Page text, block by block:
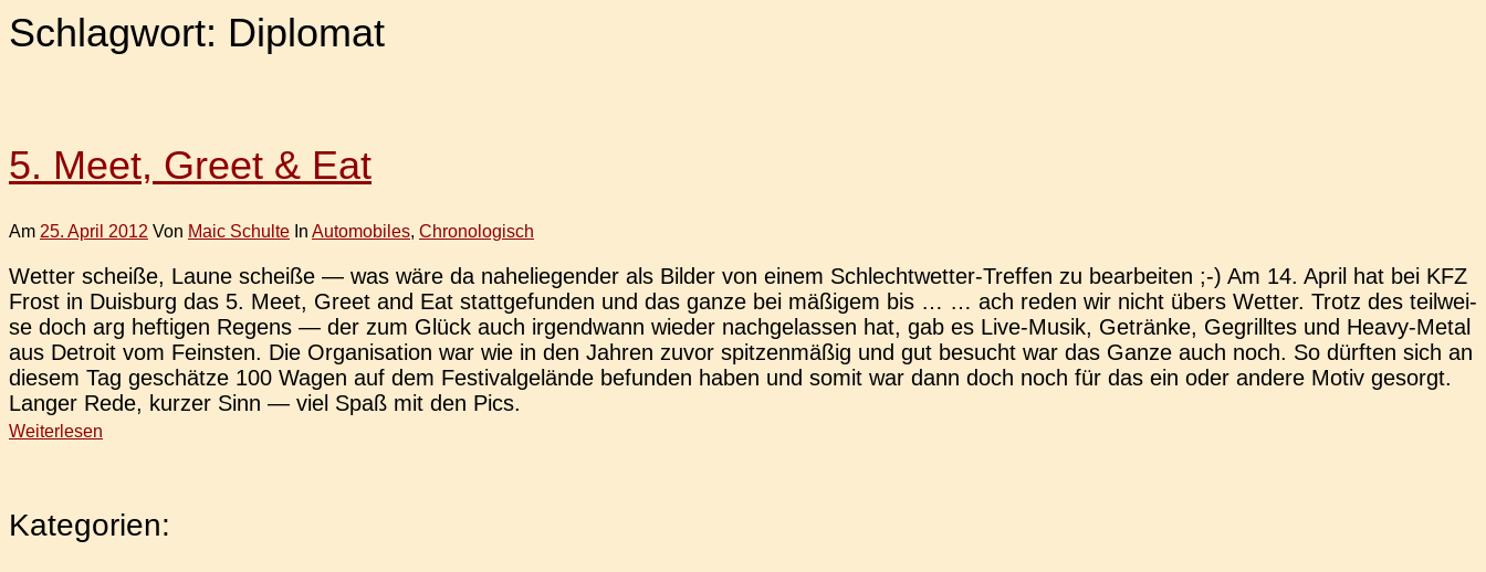
Schlagwort: Diplomat
5. Meet, Greet & Eat
Am 25. April 2012 Von Maic Schulte In Automobiles, Chronologisch
Wetter schei­ße, Laune schei­ße — was wäre da nahe­lie­gen­der als Bilder von einem Schlech­t­­we­t­­ter-Tre­f­­fen zu bear­bei­ten ;-) Am 14. April hat bei KFZ
Frost in Duis­burg das 5. Meet, Greet and Eat statt­ge­fun­den und das ganze bei mäßi­gem bis … … ach reden wir nicht übers Wetter. Trotz des teil­wei­
se doch arg hef­ti­gen Regens — der zum Glück auch irgend­wann wieder nach­ge­las­sen hat, gab es Live-Musik, Geträn­ke, Gegrill­tes und Heavy-Metal
aus Detroit vom Feins­ten. Die Orga­ni­sa­ti­on war wie in den Jahren zuvor spit­zen­mä­ßig und gut besucht war das Ganze auch noch. So dürf­ten sich an
diesem Tag geschät­ze 100 Wagen auf dem Fes­ti­val­ge­län­de befun­den haben und somit war dann doch noch für das ein oder andere Motiv gesorgt.
Langer Rede, kurzer Sinn — viel Spaß mit den Pics.
Weiterlesen
Kategorien: